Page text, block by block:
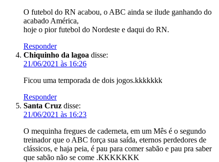
O futebol do RN acabou, o ABC ainda se ilude ganhando do
acabado América,
hoje o pior futebol do Nordeste e daqui do RN.
Responder
Chiquinho da lagoa disse:
21/06/2021 às 16:26
Ficou uma temporada de dois jogos.kkkkkkk
Responder
Santa Cruz disse:
21/06/2021 às 16:23
O mequinha fregues de caderneta, em um Mês é o segundo
treinador que o ABC força sua saída, eternos perdedores de
clássicos, e haja peia, é pau para comer sabão e pau pra saber
que sabão não se come .KKKKKKK